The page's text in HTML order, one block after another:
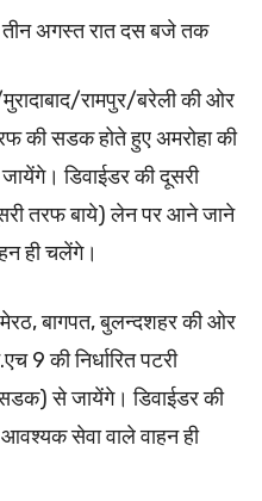
अगस्त रात दस बजे तक
रामपुर/बरेली की ओर
की सडक होते हुए अमरोहा की
डिवाईडर की दूसरी
तरफ बाये) लेन पर आने जाने
ही चलेंगे।
बागपत, बुलन्दशहर की ओर
9 की निर्धारित पटरी
से जायेंगे। डिवाईडर की
सेवा वाले वाहन ही